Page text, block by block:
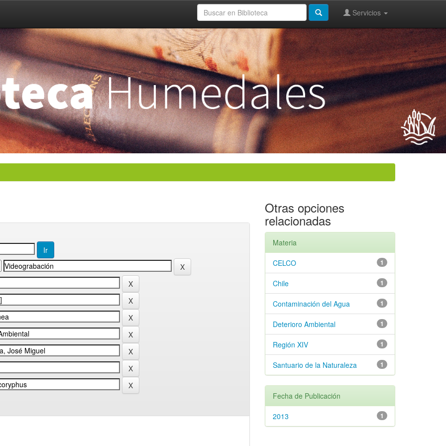
Servicios
Otras opciones
relacionadas
Materia
1
CELCO
1
Chile
1
Contaminación del Agua
1
Deterioro Ambiental
1
Región XIV
1
Santuario de la Naturaleza
Fecha de Publicación
1
2013